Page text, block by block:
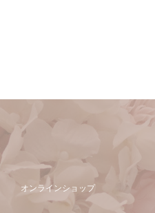
オンラインショップ